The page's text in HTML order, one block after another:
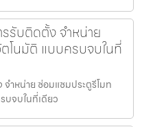
รับติดตั้ง จำหน่าย
โนมัติ แบบครบจบในที่
ำหน่าย ซ่อมแซมประตูรีโมท
บจบในที่เดียว